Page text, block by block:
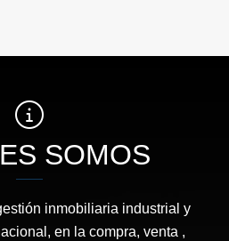
SOMOS
inmobiliaria industrial y
en la compra, venta ,